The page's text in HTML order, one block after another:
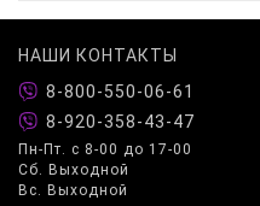
НАШИ КОНТАКТЫ
8-800-550-06-61
8-920-358-43-47
Пн-Пт. с 8-00 до 17-00
Сб. Выходной
Вс. Выходной